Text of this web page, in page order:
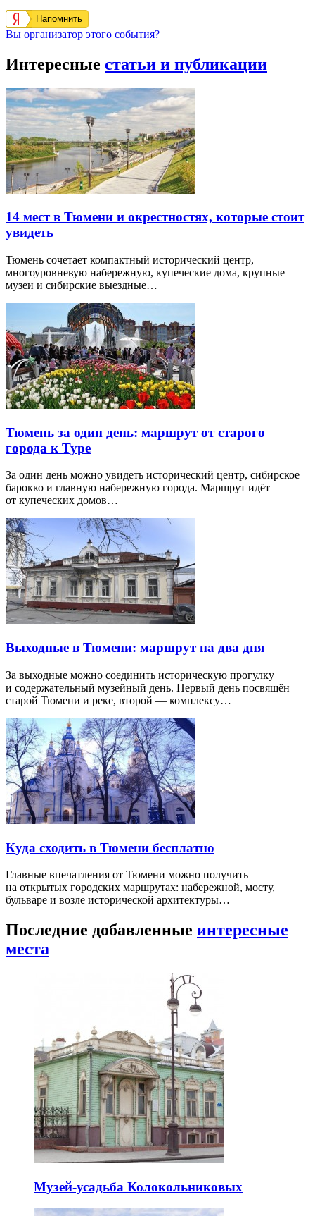
Напомнить
Вы организатор этого события?
Интересные статьи и публикации
14 мест в Тюмени и окрестностях, которые стоит
увидеть
Тюмень сочетает компактный исторический центр,
многоуровневую набережную, купеческие дома, крупные
музеи и сибирские выездные…
Тюмень за один день: маршрут от старого
города к Туре
За один день можно увидеть исторический центр, сибирское
барокко и главную набережную города. Маршрут идёт
от купеческих домов…
Выходные в Тюмени: маршрут на два дня
За выходные можно соединить историческую прогулку
и содержательный музейный день. Первый день посвящён
старой Тюмени и реке, второй — комплексу…
Куда сходить в Тюмени бесплатно
Главные впечатления от Тюмени можно получить
на открытых городских маршрутах: набережной, мосту,
бульваре и возле исторической архитектуры…
Последние добавленные интересные
места
Музей-усадьба Колокольниковых